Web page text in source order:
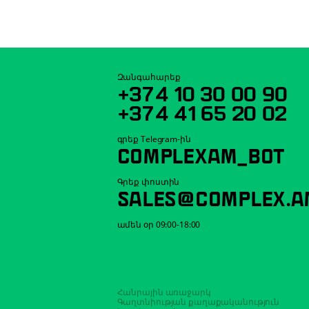
Զանգահարեք
+374 10 30 00 90
+374 41 65 20 02
գրեք Telegram-ին
COMPLEXAM_BOT
Գրեք փոստին
ամեն օր 09:00-18:00
Հանրային առաջարկ
Գաղտնիության քաղաքականություն